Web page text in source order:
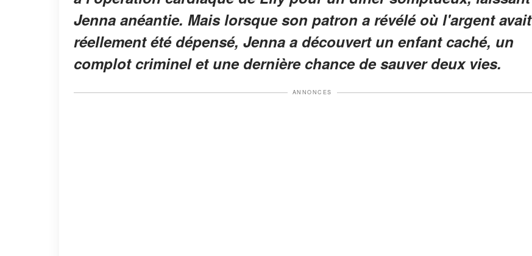
Jenna anéantie. Mais lorsque son patron a révélé où l'argent avait
réellement été dépensé, Jenna a découvert un enfant caché, un
complot criminel et une dernière chance de sauver deux vies.
ANNONCES